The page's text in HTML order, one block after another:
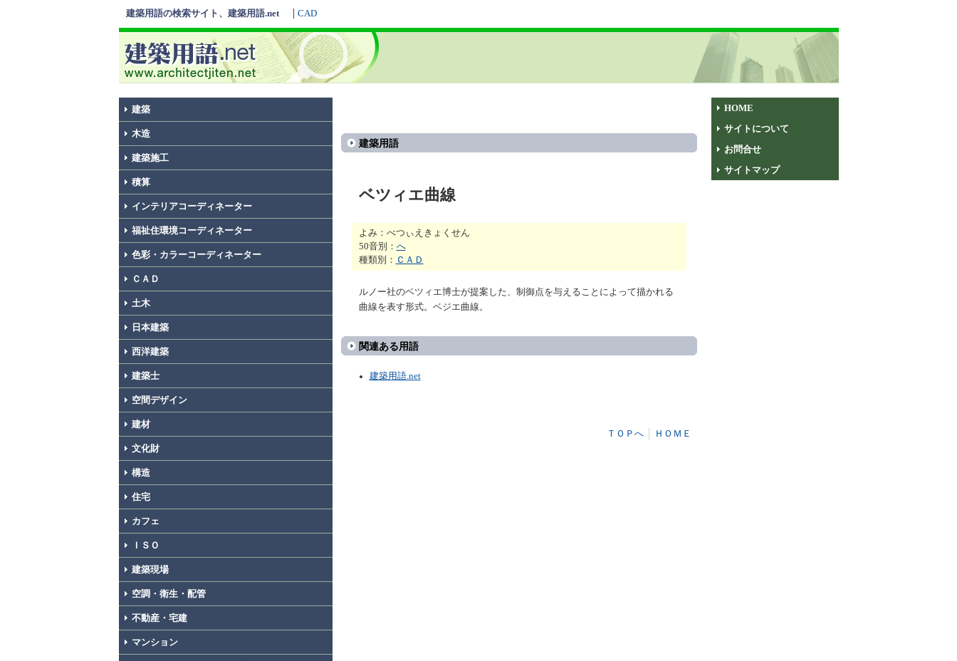
建築用語の検索サイト、建築用語.net CAD
建築
木造
建築施工
積算
インテリアコーディネーター
福祉住環境コーディネーター
色彩・カラーコーディネーター
ＣＡＤ
土木
日本建築
西洋建築
建築士
空間デザイン
建材
文化財
構造
住宅
カフェ
ＩＳＯ
建築現場
空調・衛生・配管
不動産・宅建
マンション
建築用語
ベツィエ曲線
よみ：べつぃえきょくせん
50音別： へ
種類別： ＣＡＤ
ルノー社のベツィエ博士が提案した、制御点を与えることによって描かれる
曲線を表す形式。ベジエ曲線。
関連ある用語
建築用語.net
ＴＯＰへ│ ＨＯＭＥ
HOME
サイトについて
お問合せ
サイトマップ